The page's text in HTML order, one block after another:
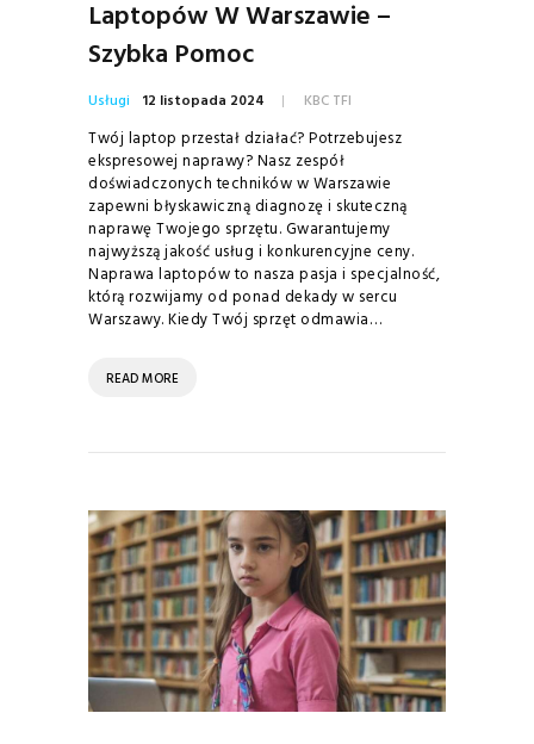
Laptopów W Warszawie –
Szybka Pomoc
Usługi 12 listopada 2024 KBC TFI
Twój laptop przestał działać? Potrzebujesz
ekspresowej naprawy? Nasz zespół
doświadczonych techników w Warszawie
zapewni błyskawiczną diagnozę i skuteczną
naprawę Twojego sprzętu. Gwarantujemy
najwyższą jakość usług i konkurencyjne ceny.
Naprawa laptopów to nasza pasja i specjalność,
którą rozwijamy od ponad dekady w sercu
Warszawy. Kiedy Twój sprzęt odmawia…
READ MORE